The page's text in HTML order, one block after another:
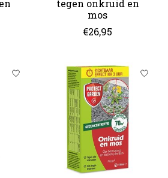
tegen onkruid en
mos
€26,95